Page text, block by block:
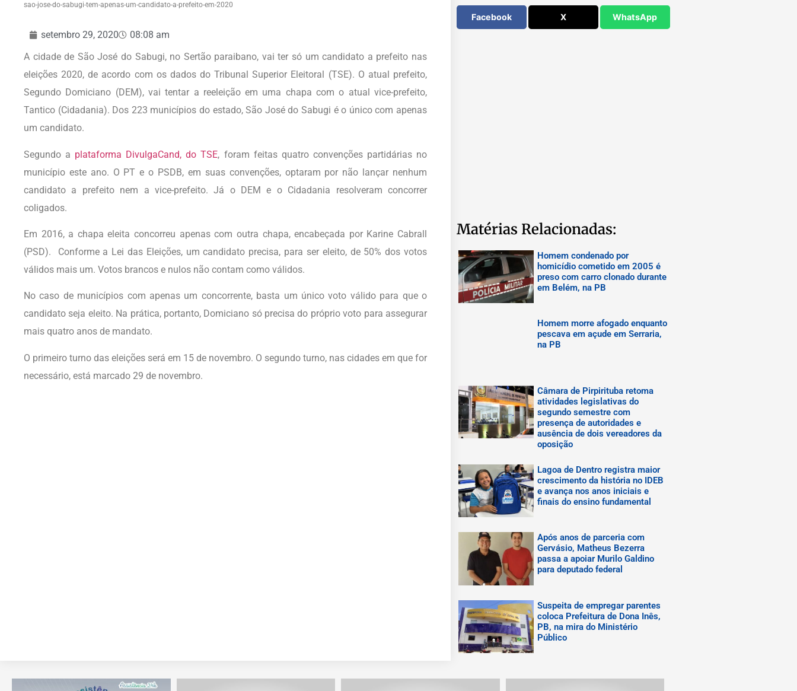
sao-jose-do-sabugi-tem-apenas-um-candidato-a-prefeito-em-2020
setembro 29, 2020
08:08 am
A cidade de São José do Sabugi, no Sertão paraibano, vai ter só um candidato a prefeito nas
eleições 2020, de acordo com os dados do Tribunal Superior Eleitoral (TSE). O atual prefeito,
Segundo Domiciano (DEM), vai tentar a reeleição em uma chapa com o atual vice-prefeito,
Tantico (Cidadania). Dos 223 municípios do estado, São José do Sabugi é o único com apenas
um candidato.
Segundo a plataforma DivulgaCand, do TSE, foram feitas quatro convenções partidárias no
município este ano. O PT e o PSDB, em suas convenções, optaram por não lançar nenhum
candidato a prefeito nem a vice-prefeito. Já o DEM e o Cidadania resolveram concorrer
coligados.
Em 2016, a chapa eleita concorreu apenas com outra chapa, encabeçada por Karine Cabrall
(PSD). Conforme a Lei das Eleições, um candidato precisa, para ser eleito, de 50% dos votos
válidos mais um. Votos brancos e nulos não contam como válidos.
No caso de municípios com apenas um concorrente, basta um único voto válido para que o
candidato seja eleito. Na prática, portanto, Domiciano só precisa do próprio voto para assegurar
mais quatro anos de mandato.
O primeiro turno das eleições será em 15 de novembro. O segundo turno, nas cidades em que for
necessário, está marcado 29 de novembro.
Facebook X WhatsApp
Matérias Relacionadas:
Homem condenado por
homicídio cometido em 2005 é
preso com carro clonado durante
em Belém, na PB
Homem morre afogado enquanto
pescava em açude em Serraria,
na PB
Câmara de Pirpirituba retoma
atividades legislativas do
segundo semestre com
presença de autoridades e
ausência de dois vereadores da
oposição
Lagoa de Dentro registra maior
crescimento da história no IDEB
e avança nos anos iniciais e
finais do ensino fundamental
Após anos de parceria com
Gervásio, Matheus Bezerra
passa a apoiar Murilo Galdino
para deputado federal
Suspeita de empregar parentes
coloca Prefeitura de Dona Inês,
PB, na mira do Ministério
Público